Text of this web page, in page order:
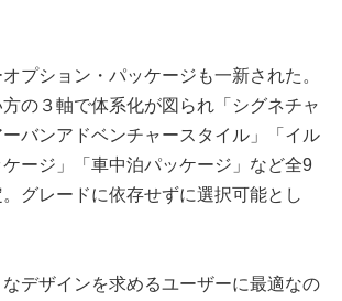
プション・パッケージも一新された。
の３軸で体系化が図られ「シグネチャ
バンアドベンチャースタイル」「イル
ケージ」「車中泊パッケージ」など全9
グレードに依存せずに選択可能とし
デザインを求めるユーザーに最適なの